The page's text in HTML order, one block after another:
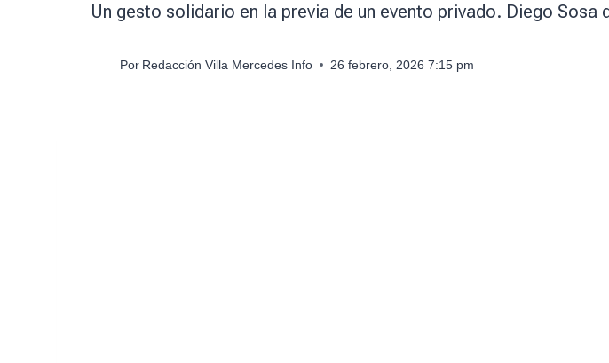
Un gesto solidario en la previa de un evento privado. Diego
Por Redacción Villa Mercedes Info 26 febrero, 2026 7:15 pm